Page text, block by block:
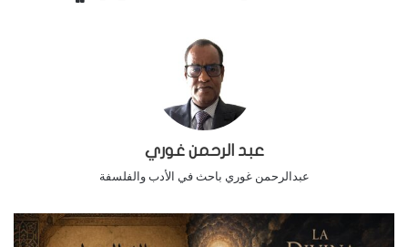
عبد الرحمن غوري
عبدالرحمن غوري باحث في الأدب والفلسفة